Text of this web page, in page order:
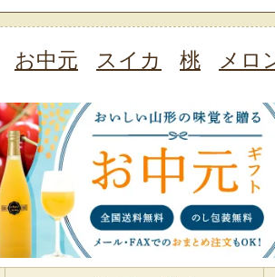
お中元 スイカ 桃 メロ